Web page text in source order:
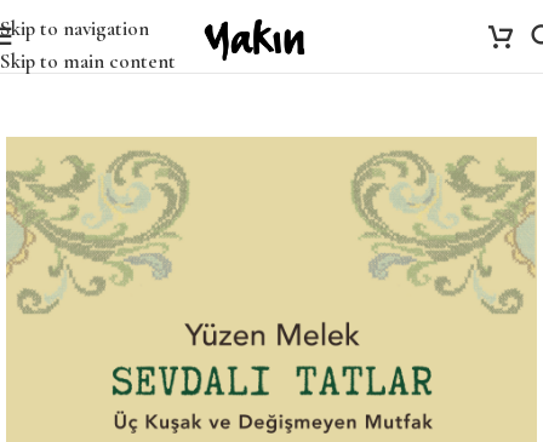
Skip to navigation
Skip to main content